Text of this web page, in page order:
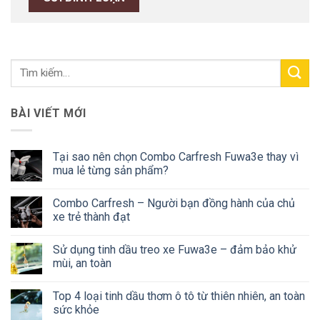
BÀI VIẾT MỚI
Tại sao nên chọn Combo Carfresh Fuwa3e thay vì
mua lẻ từng sản phẩm?
Combo Carfresh – Người bạn đồng hành của chủ
xe trẻ thành đạt
Sử dụng tinh dầu treo xe Fuwa3e – đảm bảo khử
mùi, an toàn
Top 4 loại tinh dầu thơm ô tô từ thiên nhiên, an toàn
sức khỏe